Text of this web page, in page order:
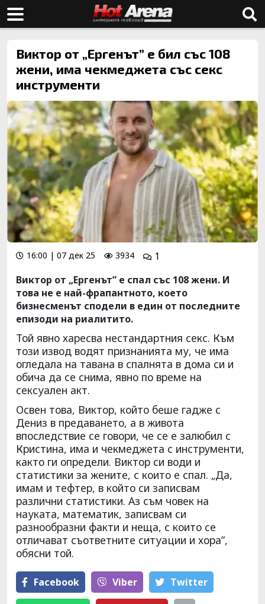
Виктор от „Ергенът” е бил със 108
жени, има чекмеджета със секс
инструменти
16:00 | 07 дек 25 3934
1
Виктор от „Ергенът” е спал със 108 жени. И
това не е най-фрапантното, което
бизнесменът сподели в един от последните
епизоди на риалитито.
Той явно харесва нестандартния секс. Към
този извод водят признанията му, че има
огледала на тавана в спалнята в дома си и
обича да се снима, явно по време на
сексуален акт.
Освен това, Виктор, който беше гадже с
Дениз в предаването, а в живота
впоследствие се говори, че се е залюбил с
Кристина, има и чекмеджета с инструменти,
както ги определи. Виктор си води и
статистики за жените, с които е спал. „Да,
имам и тефтер, в който си записвам
различни статистики. Аз съм човек на
науката, математик, записвам си
разнообразни факти и неща, с които се
отличават съответните ситуации и хора”,
обясни той.
Facebook Viber Тwitter